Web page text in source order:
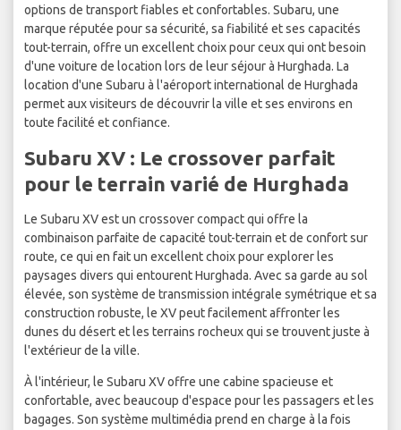
options de transport fiables et confortables. Subaru, une
marque réputée pour sa sécurité, sa fiabilité et ses capacités
tout-terrain, offre un excellent choix pour ceux qui ont besoin
d'une voiture de location lors de leur séjour à Hurghada. La
location d'une Subaru à l'aéroport international de Hurghada
permet aux visiteurs de découvrir la ville et ses environs en
toute facilité et confiance.
Subaru XV : Le crossover parfait
pour le terrain varié de Hurghada
Le Subaru XV est un crossover compact qui offre la
combinaison parfaite de capacité tout-terrain et de confort sur
route, ce qui en fait un excellent choix pour explorer les
paysages divers qui entourent Hurghada. Avec sa garde au sol
élevée, son système de transmission intégrale symétrique et sa
construction robuste, le XV peut facilement affronter les
dunes du désert et les terrains rocheux qui se trouvent juste à
l'extérieur de la ville.
À l'intérieur, le Subaru XV offre une cabine spacieuse et
confortable, avec beaucoup d'espace pour les passagers et les
bagages. Son système multimédia prend en charge à la fois